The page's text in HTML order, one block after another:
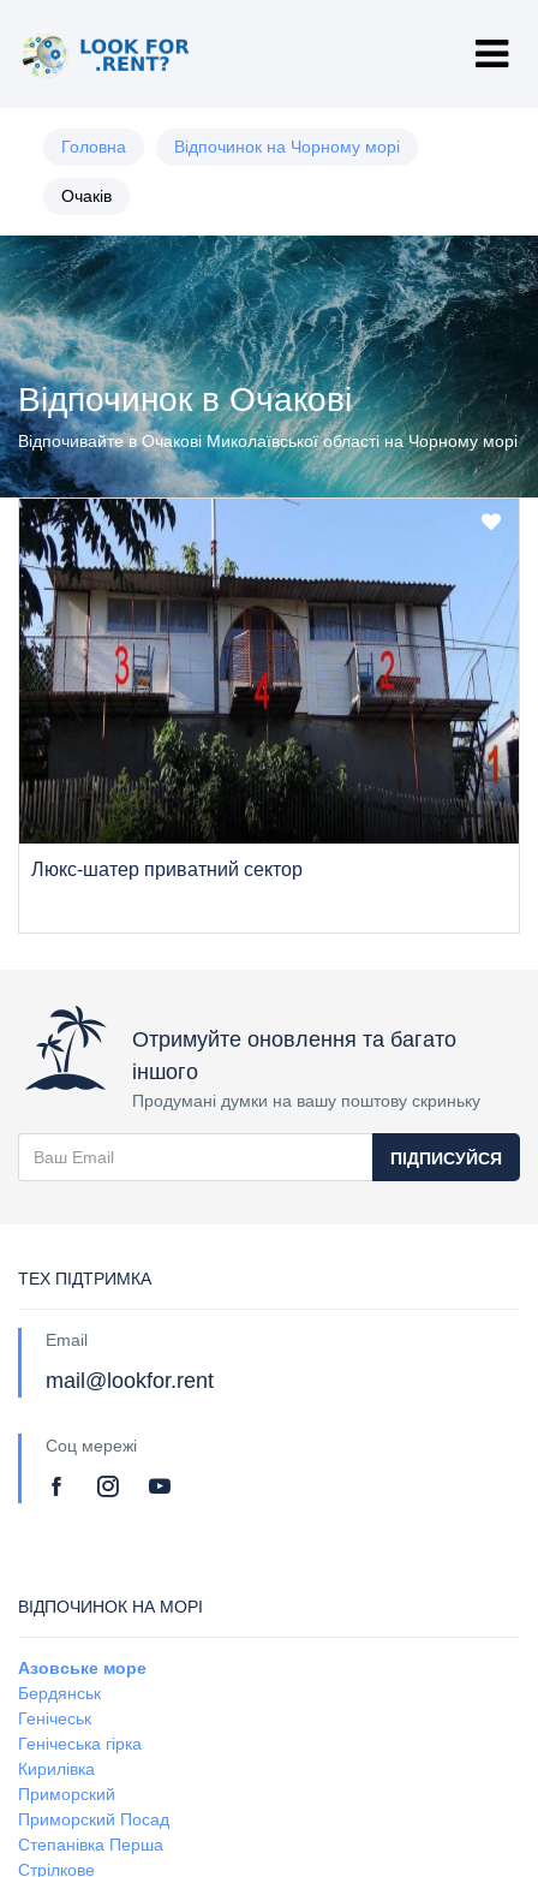
Головна Відпочинок на Чорному морі
Очаків
Відпочинок в Очакові
Відпочивайте в Очакові Миколаївської області на Чорному морі
Люкс-шатер приватний сектор
Отримуйте оновлення та багато
іншого
Продумані думки на вашу поштову скриньку
ПІДПИСУЙСЯ
ТЕХ ПІДТРИМКА
Email
mail@lookfor.rent
Соц мережі
ВІДПОЧИНОК НА МОРІ
Азовське море
Бердянськ
Генічеськ
Генічеська гірка
Кирилівка
Приморский
Приморский Посад
Степанівка Перша
Стрілкове